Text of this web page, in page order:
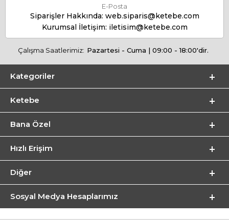
E-Posta
Siparişler Hakkında: web.siparis@ketebe.com
Kurumsal İletişim: iletisim@ketebe.com
Çalışma Saatlerimiz: Pazartesi - Cuma | 09:00 - 18:00'dir.
Kategoriler
Ketebe
Bana Özel
Hızlı Erişim
Diğer
Sosyal Medya Hesaplarımız